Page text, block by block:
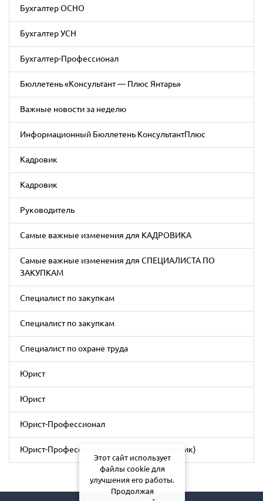
Бухгалтер ОСНО
Бухгалтер УСН
Бухгалтер-Профессионал
Бюллетень «Консультант — Плюс Янтарь»
Важные новости за неделю
Информационный Бюллетень КонсультантПлюс
Кадровик
Кадровик
Руководитель
Самые важные изменения для КАДРОВИКА
Самые важные изменения для СПЕЦИАЛИСТА ПО
ЗАКУПКАМ
Специалист по закупкам
Специалист по закупкам
Специалист по охране труда
Юрист
Юрист
Юрист-Профессионал
Юрист-Профессионал (Номинация Кадровик)
Этот сайт использует
файлы cookie для
улучшения его работы.
Продолжая